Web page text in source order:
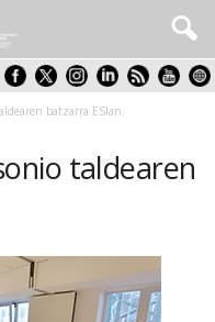
batzarra ESIan
taldearen